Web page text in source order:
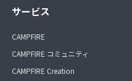
サービス
CAMPFIRE
CAMPFIRE コミュニティ
CAMPFIRE Creation